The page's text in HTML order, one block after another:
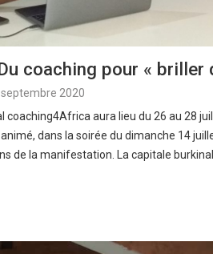
coaching pour « briller
2020
coaching4Africa aura lieu du 26 au 28
dans la soirée du dimanche 14
de la manifestation. La capitale